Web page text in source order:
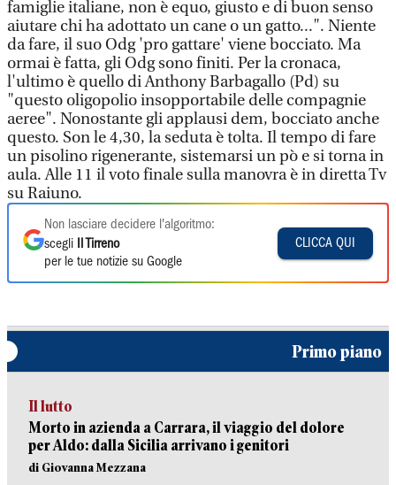
famiglie italiane, non è equo, giusto e di buon senso
aiutare chi ha adottato un cane o un gatto...". Niente
da fare, il suo Odg 'pro gattare' viene bocciato. Ma
ormai è fatta, gli Odg sono finiti. Per la cronaca,
l'ultimo è quello di Anthony Barbagallo (Pd) su
"questo oligopolio insopportabile delle compagnie
aeree". Nonostante gli applausi dem, bocciato anche
questo. Son le 4,30, la seduta è tolta. Il tempo di fare
un pisolino rigenerante, sistemarsi un pò e si torna in
aula. Alle 11 il voto finale sulla manovra è in diretta Tv
su Raiuno.
Non lasciare decidere l'algoritmo:
scegli
Il Tirreno
per le tue notizie su Google
CLICCA QUI
Primo piano
Il lutto
Morto in azienda a Carrara, il viaggio del dolore
per Aldo: dalla Sicilia arrivano i genitori
di Giovanna Mezzana